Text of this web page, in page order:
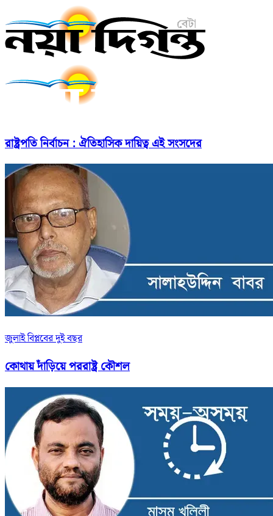
রাষ্ট্রপতি নির্বাচন : ঐতিহাসিক দায়িত্ব এই সংসদের
জুলাই বিপ্লবের দুই বছর
কোথায় দাঁড়িয়ে পররাষ্ট্র কৌশল